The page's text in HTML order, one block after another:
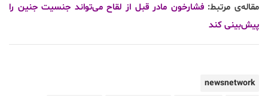
مقاله‌ی مرتبط:فشارخون مادر قبل از لقاح می‌تواند جنسیت جنین را
پیش‌بینی کند
newsnetwork